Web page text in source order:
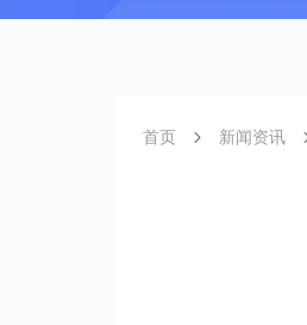
首页 新闻资讯